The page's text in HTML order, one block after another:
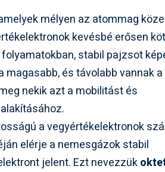
mélyen az atommag
kevésbé erősen
stabil pajzsot
és távolabb vannak a
nekik azt a mobilitást és
a vegyértékelektronok
elérje a nemesgázok stabil
jelent. Ezt nevezzük